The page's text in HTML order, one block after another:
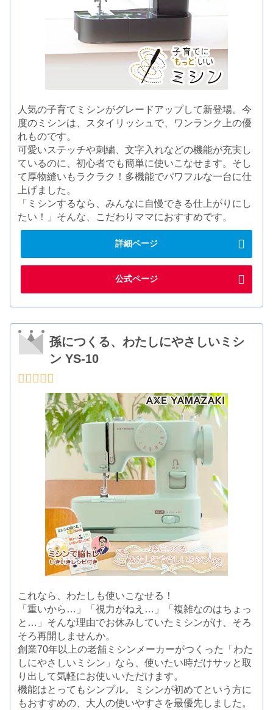
人気の子育てミシンがグレードアップして新登場。今
度のミシンは、スタイリッシュで、ワンランク上の優
れものです。
可愛いステッチや刺繍、文字入れなどの機能が充実し
ているのに、初心者でも簡単に使いこなせます。そし
て厚物縫いもラクラク！多機能でパワフルな一台に仕
上げました。
「ミシンするなら、みんなに自慢できる仕上がりにし
たい！」そんな、こだわりママにおすすめです。
詳細ページ
公式ページ
孫につくる、わたしにやさしいミシ
ン YS-10
これなら、わたしも使いこなせる！
「重いから…」「視力がねえ…」「複雑なのはちょっ
と…」そんな理由でお休みしていたミシンがけ、そろ
そろ再開しませんか。
創業70年以上の老舗ミシンメーカーがつくった「わた
しにやさしいミシン」なら、使いたい時だけサッと取
り出して気軽にお使いいただけます。
機能はとってもシンプル。ミシンが初めてという方に
もおすすめの、大人の使いやすさを最優先しました。